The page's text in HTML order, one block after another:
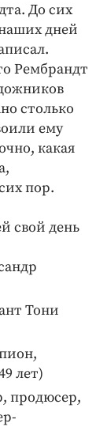
До сих
дней
Рембрандт
столько
ему
какая
пор.
свой день
Тони
лет)
продюсер,